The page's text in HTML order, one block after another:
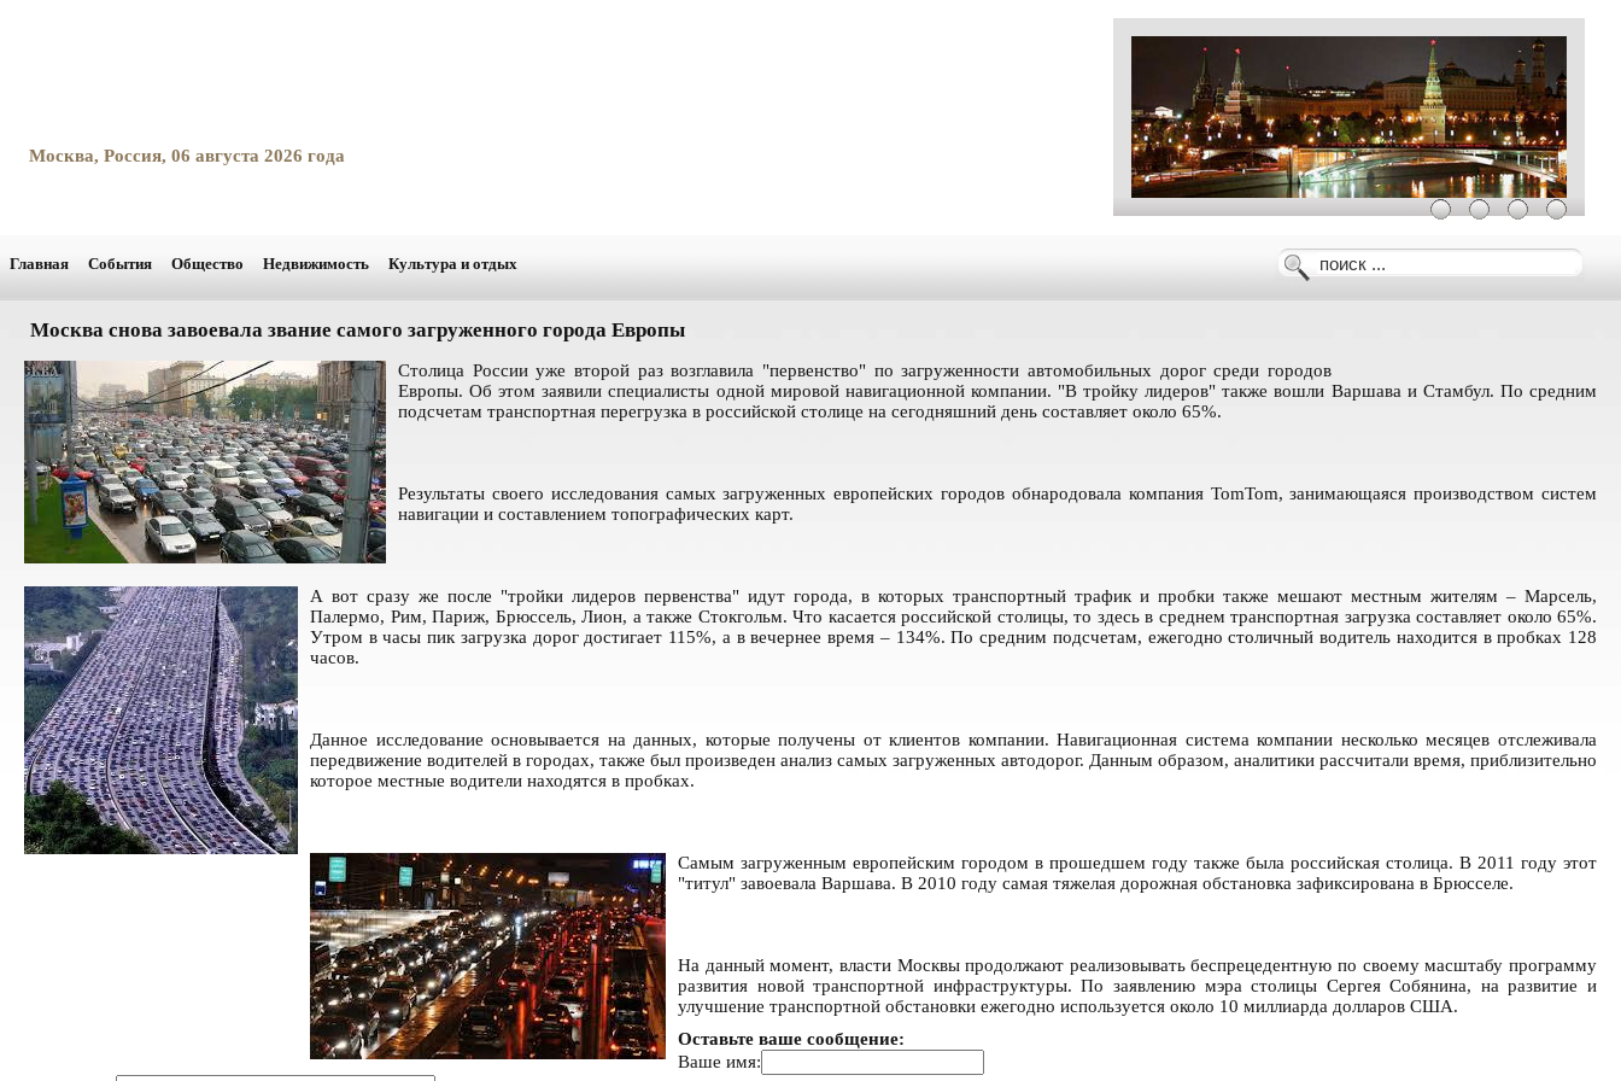
Москва, Россия, 06 августа 2026 года
Главная События Общество Недвижимость Культура и отдых
Москва снова завоевала звание самого загруженного города Европы
Столица России уже второй раз возглавила "первенство" по загруженности автомобильных дорог среди городов
Европы. Об этом заявили специалисты одной мировой навигационной компании. "В тройку лидеров" также вошли Варшава и Стамбул. По средним
подсчетам транспортная перегрузка в российской столице на сегодняшний день составляет около 65%.
Результаты своего исследования самых загруженных европейских городов обнародовала компания TomTom, занимающаяся производством систем
навигации и составлением топографических карт.
А вот сразу же после "тройки лидеров первенства" идут города, в которых транспортный трафик и пробки также мешают местным жителям – Марсель,
Палермо, Рим, Париж, Брюссель, Лион, а также Стокгольм. Что касается российской столицы, то здесь в среднем транспортная загрузка составляет около 65%.
Утром в часы пик загрузка дорог достигает 115%, а в вечернее время – 134%. По средним подсчетам, ежегодно столичный водитель находится в пробках 128
часов.
Данное исследование основывается на данных, которые получены от клиентов компании. Навигационная система компании несколько месяцев отслеживала
передвижение водителей в городах, также был произведен анализ самых загруженных автодорог. Данным образом, аналитики рассчитали время, приблизительно
которое местные водители находятся в пробках.
Самым загруженным европейским городом в прошедшем году также была российская столица. В 2011 году этот
"титул" завоевала Варшава. В 2010 году самая тяжелая дорожная обстановка зафиксирована в Брюсселе.
На данный момент, власти Москвы продолжают реализовывать беспрецедентную по своему масштабу программу
развития новой транспортной инфраструктуры. По заявлению мэра столицы Сергея Собянина, на развитие и
улучшение транспортной обстановки ежегодно используется около 10 миллиарда долларов США.
Оставьте ваше сообщение:
Ваше имя: